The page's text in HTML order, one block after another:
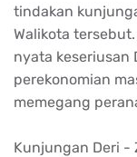
tindakan
Walikota
nyata keseriusan
perekonomian
memegang
Kunjungan Deri -